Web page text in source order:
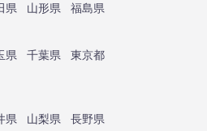
県 山形県
福島県
県 千葉県
東京都
県 山梨県
長野県